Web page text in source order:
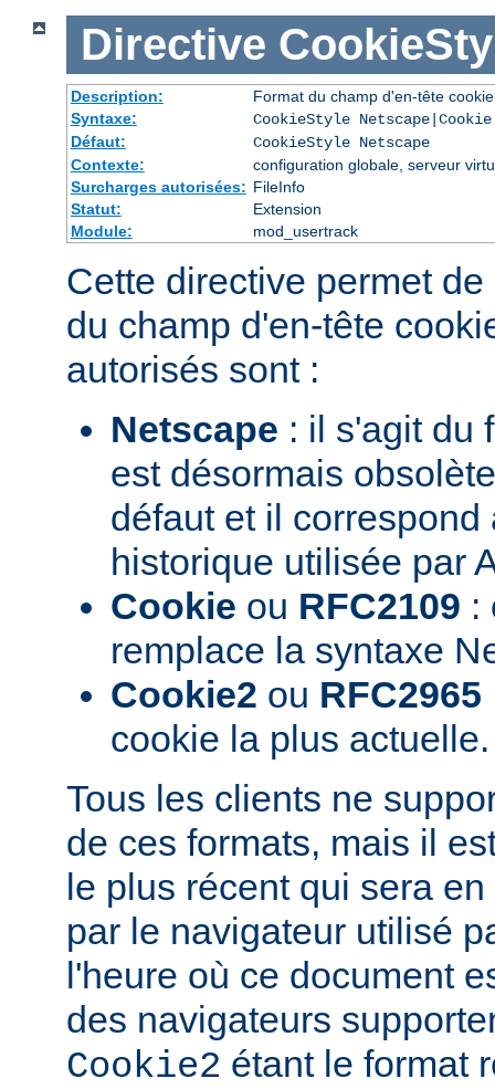
Directive
Description:
Format du champ d'en-tête cookie
Syntaxe:
CookieStyle
Défaut:
CookieStyle Netscape
Contexte:
configuration globale, serveur
Surcharges autorisées: FileInfo
Statut:
Extension
Module:
mod_usertrack
Cette directive permet
du champ d'en-tête
autorisés sont :
Netscape : il s'agit du
est désormais
défaut et il correspond
historique utilisée par
Cookie ou RFC2109 :
remplace la syntaxe
Cookie2 ou RFC2965
cookie la plus actuelle.
Tous les clients ne
de ces formats, mais il
le plus récent qui sera
par le navigateur utilisé
l'heure où ce document
des navigateurs
Cookie2 étant le format